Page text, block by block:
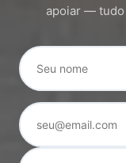
apoiar — tudo